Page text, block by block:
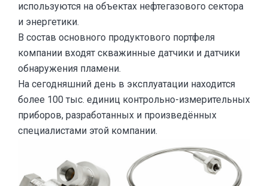
используются на объектах нефтегазового сектора
и энергетики.
В состав основного продуктового портфеля
компании входят скважинные датчики и датчики
обнаружения пламени.
На сегодняшний день в эксплуатации находится
более 100 тыс. единиц контрольно-измерительных
приборов, разработанных и произведённых
специалистами этой компании.